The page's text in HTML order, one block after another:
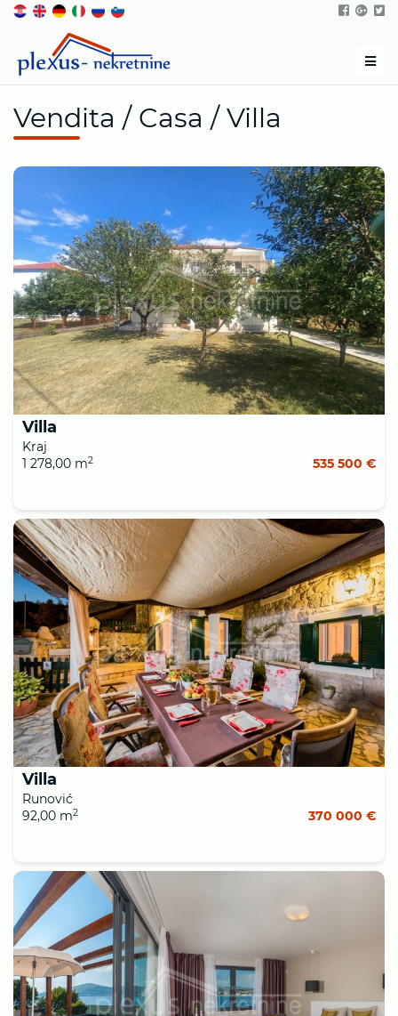
Menu
Vendita / Casa / Villa
Villa
Kraj
1 278,00 m2 535 500 €
Villa
Runović
92,00 m2 370 000 €